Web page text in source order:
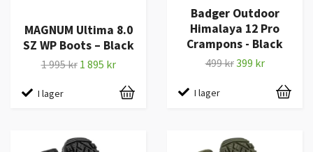
MAGNUM Ultima 8.0
SZ WP Boots – Black
1 995 kr 1 895 kr
I lager
Badger Outdoor
Himalaya 12 Pro
Crampons - Black
499 kr399 kr
I lager